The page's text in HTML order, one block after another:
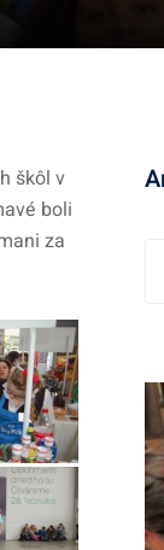
škôl v
boli
za
í